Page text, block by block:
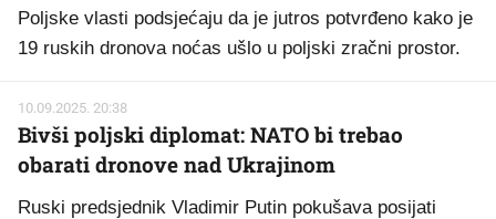
Poljske vlasti podsjećaju da je jutros potvrđeno kako je
19 ruskih dronova noćas ušlo u poljski zračni prostor.
10.09.2025. 20:38
Bivši poljski diplomat: NATO bi trebao
obarati dronove nad Ukrajinom
Ruski predsjednik Vladimir Putin pokušava posijati